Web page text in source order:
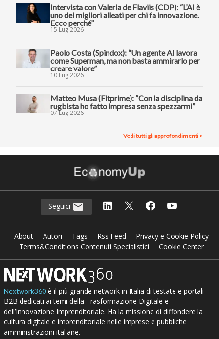
Intervista con Valeria de Flaviis (CDP): “L’AI è
uno dei migliori alleati per chi fa innovazione.
Ecco perché”
15 Lug 2026
Paolo Costa (Spindox): “Un agente AI lavora
come Superman, ma non basta ammirarlo per
creare valore”
10 Lug 2026
Matteo Musa (Fitprime): “Con la disciplina da
rugbista ho fatto impresa senza spezzarmi”
07 Lug 2026
Vedi tutti gli approfondimenti >
Seguici
About Autori Tags Rss Feed
Privacy e Cookie Policy
Terms&Conditions Contenuti Specialistici
Cookie Center
Nextwork360è il più grande network in Italia di testate e portali
B2B dedicati ai temi della Trasformazione Digitale e
dell’Innovazione Imprenditoriale. Ha la missione di diffondere la
cultura digitale e imprenditoriale nelle imprese e pubbliche
amministrazioni italiane.